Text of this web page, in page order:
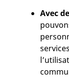
Avec